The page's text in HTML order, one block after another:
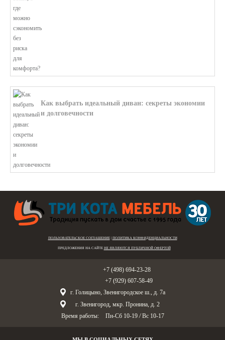
Как выбрать идеальный диван: секреты экономии
и долговечности
ПОЛЬЗОВАТЕЛЬСКОЕ СОГЛАШЕНИЕ| ПОЛИТИКА КОНФИДЕНЦИАЛЬНОСТИ
ПРЕДЛОЖЕНИЯ НА САЙТЕ НЕ ЯВЛЯЮТСЯ ПУБЛИЧНОЙ ОФЕРТОЙ
+7 (498) 694-23-28
+7 (929) 607-58-49
г. Голицыно, Звенигородское ш., д. 7а
г. Звенигород, мкр. Пронина, д. 2
Время работы:
Пн-Сб 10-19 / Вс 10-17